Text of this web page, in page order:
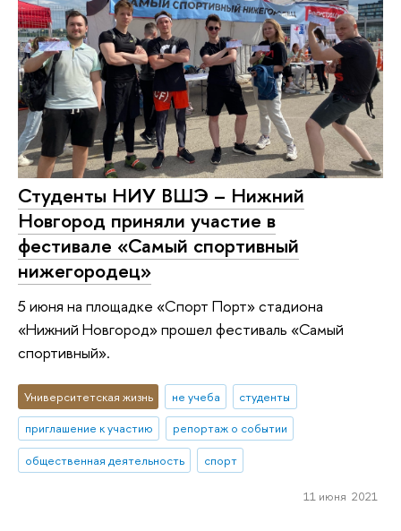
Студенты НИУ ВШЭ – Нижний
Новгород приняли участие в
фестивале «Самый спортивный
нижегородец»
5 июня на площадке «Спорт Порт» стадиона
«Нижний Новгород» прошел фестиваль «Самый
спортивный».
Университетская жизнь не учеба
студенты
приглашение к участию
репортаж о событии
общественная деятельность
спорт
11 июня 2021